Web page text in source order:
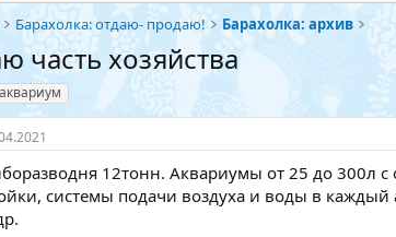
Барахолка: отдаю- продаю! Барахолка: архив
часть хозяйства
аквариум
12тонн. Аквариумы от 25 до 300л с
системы подачи воздуха и воды в